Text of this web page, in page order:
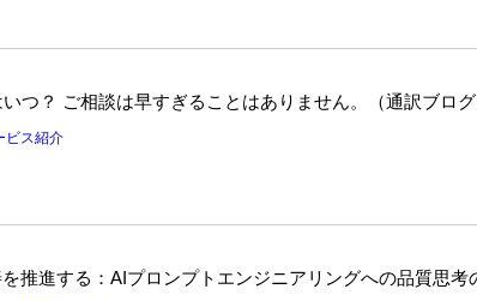
つ？ ご相談は早すぎることはありません。（通訳ブログ
ビス紹介
推進する：AIプロンプトエンジニアリングへの品質思考